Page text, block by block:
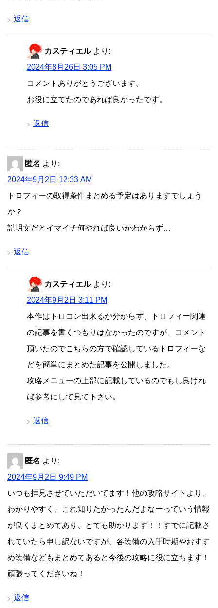
返信
カスティエル より:
2024年8月26日 3:05 PM
コメントありがとうございます。
お役に立てたのであれば良かったです。
返信
匿名 より:
2024年9月2日 12:33 AM
トロフィーの取得条件まとめる予定はありますでしょう
か？
説明文だとイマイチ何やれば良いかわからず…
返信
カスティエル より:
2024年9月2日 3:11 PM
本作はトロコン出来るか分からず、トロフィー関連
の記事を書くつもりはなかったのですが、コメント
頂いたのでこちらの方で確認しているトロフィーな
どを簡単にまとめた記事を公開しました。
攻略メニューの上部に記載しているのでもし良けれ
ば参考にして見て下さい。
返信
匿名 より:
2024年9月2日 9:49 PM
いつも拝見させていただいてます！他の攻略サイトより、
わかりやすく、これ知りたかったんだよなーっていう情報
が良くまとめてあり、とても助かります！！すでに記載さ
れていたら申し訳ないですが、各装備の入手時期やおすす
め装備などもまとめてあると今後の攻略に役に立ちます！
頑張ってくださいね！
返信